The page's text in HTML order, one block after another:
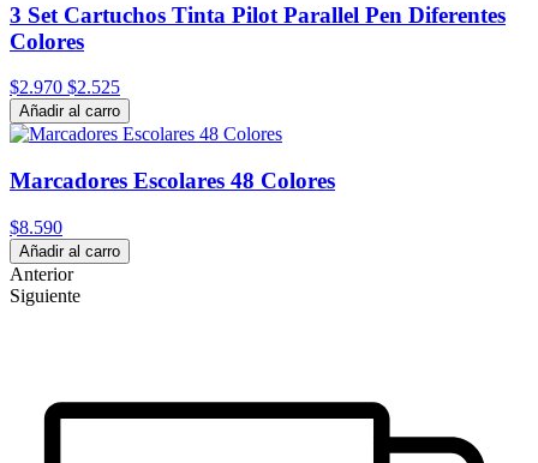
3 Set Cartuchos Tinta Pilot Parallel Pen Diferentes
Colores
$2.970 $2.525
Añadir al carro
Marcadores Escolares 48 Colores
$8.590
Añadir al carro
Anterior
Siguiente